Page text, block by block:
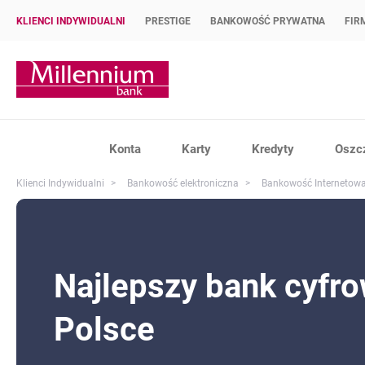
KLIENCI INDYWIDUALNI PRESTIGE BANKOWOŚĆ PRYWATNA
Strona główna Bank Millennium
Konta Karty Kredyty
Klienci Indywidualni Bankowość elektroniczna Bankowość Internetowa
Najlepszy bank
Polsce